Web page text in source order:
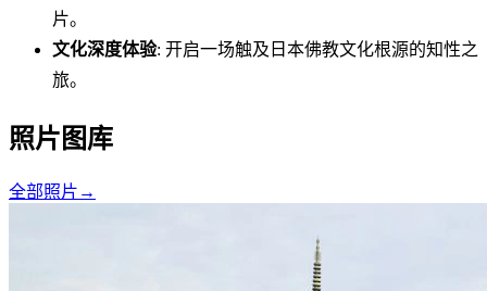
片。
文化深度体验: 开启一场触及日本佛教文化根源的知性之
旅。
照片图库
全部照片 →